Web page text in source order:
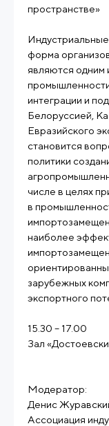
пространстве»
форма
являются одним
интеграции и
Белоруссией,
Евразийского
становится
политики
числе в целях
в
наиболее
зарубежных
экспортного
15.30 – 17.00
Зал
Модератор:
Денис
Ассоциация